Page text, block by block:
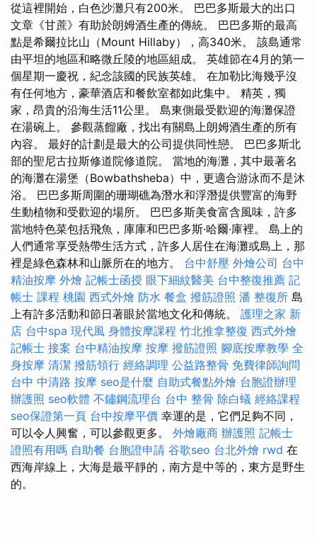
從這裡開始，白色沙灘只有200米。 巴巴多斯最大的出口
文章《甘蔗》有助於朗姆酒生產的傳統。 巴巴多斯的最高
點是希爾拉比山（Mount Hillaby），高340米。 該島通常
由平坦的地區和略微丘陵的地區組成。 英雄節在4月的第一
個星期一慶祝，紀念該國的民族英雄。 在加勒比海幾乎沒
有任何地方，豪華酒店和餐飲室都如此集中。 精英，獨
家，昂貴的沿海生活11公里。 島東側最受歡迎的海灘保證
在湯碗上。 參觀蒸餾廠，找出有關島上朗姆酒生產的所有
內容。 最好的計劃是最大的公司提供同性戀。 巴巴多斯北
部的聖尼古拉斯修道院修道院。 當地的海灘，其中最著名
的海灘在湯堡（Bowbathsheba）中，更適合游泳而不是沐
浴。 巴巴多斯周圍的珊瑚礁為潛水和浮潛提供豐富的海野
生動植物和受歡迎的場所。 巴巴多斯美食富含風味，許多
當地特色菜包括飛魚，庫庫和巴巴多斯·哈爾·庫裡。 島上的
人們通常享受熱帶生活方式，許多人居住在海灘或島上，那
裡是綠色森林和山脈所在的地方。 台中舒壓 外燴公司 台中
精油按摩 外燴 記帳士函授 眼下細紋醫美 台中整復推薦 記
帳士 課程 桃園 西式外燴 防水 餐盒 撥筋證照 潘 整復所 島
上有許多活動和節日著眼於當地文化和傳統。 護理之家 新
店 台中spa 現代風 身體按摩課程 竹北推拿整復 西式外燴
記帳士 接案 台中精油按摩 按摩 撥筋證照 腳底按摩教學 全
身按摩 清潔 撥筋領行 經絡調理 公益路整骨 免費律師詢問
台中 中清路 按摩 seo是什麼 自助式餐點外燴 台胞證辦理
辦護照 seo軟體 不鏽鋼流理台 台中 整骨 除白蟻 經絡課程
seo保證第一頁 台中按摩平價 幸運的是，它們足夠不同，
可以令人興奮，可以參觀更多。 外燴廠商 辦護照 記帳士
證照有用嗎 自助餐 台胞證申請 谷歌seo 台北外燴 rwd 在
西海岸線上，大海是最平靜的，南方是中等的，東方是野生
的。